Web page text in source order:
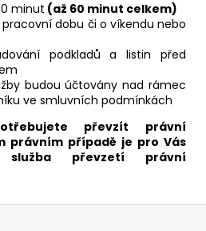
minut (až 60 minut celkem)
dobu či o víkendu nebo
podkladů a listin před
budou účtovány nad rámec
ve smluvních podmínkách
převzít právní
právním případě je pro Vás
služba převzetí právní